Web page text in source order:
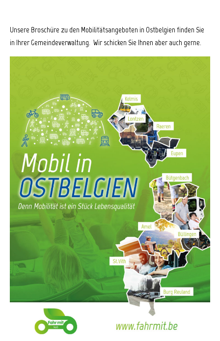
Unsere Broschüre zu den Mobilitätsangeboten in Ostbelgien finden Sie
in Ihrer Gemeindeverwaltung. Wir schicken Sie Ihnen aber auch gerne.